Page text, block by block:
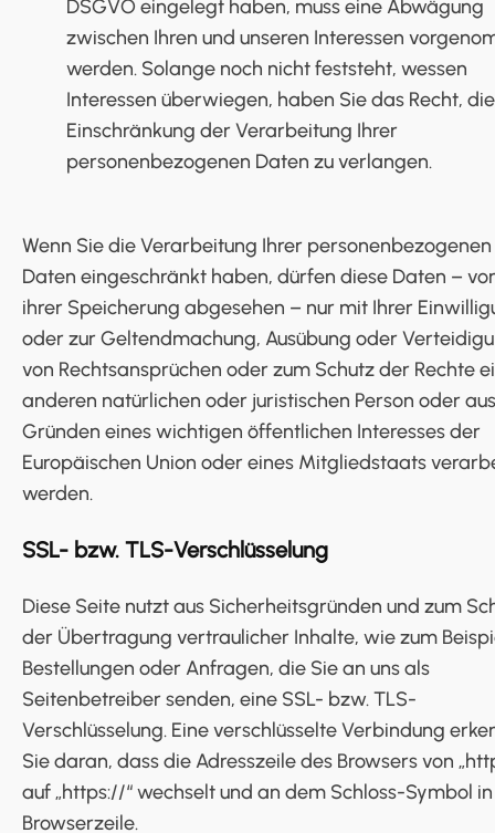
DSGVO eingelegt haben, muss eine Abwägung
zwischen Ihren und unseren Interessen
werden. Solange noch nicht feststeht, wessen
Interessen überwiegen, haben Sie das Recht, die
Einschränkung der Verarbeitung Ihrer
personenbezogenen Daten zu verlangen.
Wenn Sie die Verarbeitung Ihrer personenbezogenen
Daten eingeschränkt haben, dürfen diese Daten –
ihrer Speicherung abgesehen – nur mit Ihrer
oder zur Geltendmachung, Ausübung oder
von Rechtsansprüchen oder zum Schutz der Rechte
anderen natürlichen oder juristischen Person oder aus
Gründen eines wichtigen öffentlichen Interesses der
Europäischen Union oder eines Mitgliedstaats
werden.
SSL- bzw. TLS-Verschlüsselung
Diese Seite nutzt aus Sicherheitsgründen und zum
der Übertragung vertraulicher Inhalte, wie zum
Bestellungen oder Anfragen, die Sie an uns als
Seitenbetreiber senden, eine SSL- bzw. TLS-
Verschlüsselung. Eine verschlüsselte Verbindung
Sie daran, dass die Adresszeile des Browsers von
auf „https://“ wechselt und an dem Schloss-Symbol
Browserzeile.